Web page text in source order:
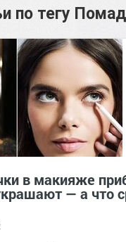
по тегу
в макияже
— а что